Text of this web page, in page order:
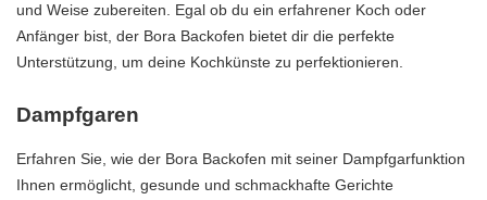
und Weise zubereiten. Egal ob du ein erfahrener Koch oder
Anfänger bist, der Bora Backofen bietet dir die perfekte
Unterstützung, um deine Kochkünste zu perfektionieren.
Dampfgaren
Erfahren Sie, wie der Bora Backofen mit seiner Dampfgarfunktion
Ihnen ermöglicht, gesunde und schmackhafte Gerichte